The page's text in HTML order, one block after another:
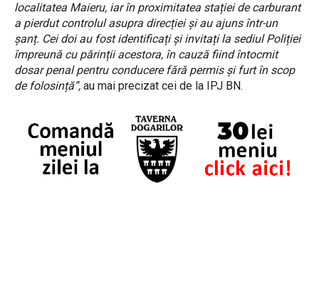
localitatea Maieru, iar în proximitatea stației de carburant
a pierdut controlul asupra direcției și au ajuns într-un
șanț. Cei doi au fost identificați și invitați la sediul Poliției
împreună cu părinții acestora, în cauză fiind întocmit
dosar penal pentru conducere fără permis și furt în scop
de folosință”, au mai precizat cei de la IPJ BN.